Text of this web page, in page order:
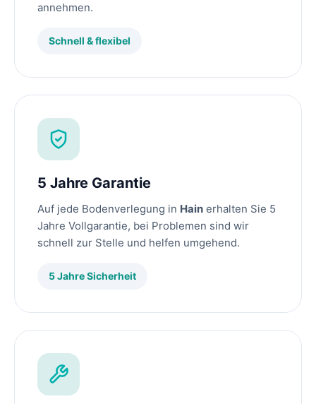
annehmen.
Schnell & flexibel
5 Jahre Garantie
Auf jede Bodenverlegung in Hain erhalten Sie 5
Jahre Vollgarantie, bei Problemen sind wir
schnell zur Stelle und helfen umgehend.
5 Jahre Sicherheit